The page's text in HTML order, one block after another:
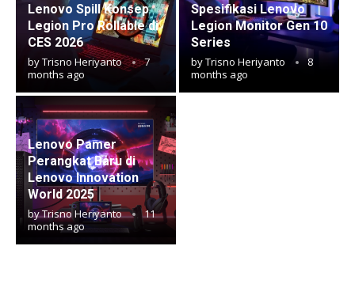
Lenovo Spill Konsep
Legion Pro Rollable di
CES 2026
byTrisno Heriyanto
7
months ago
Spesifikasi Lenovo
Legion Monitor Gen 10
Series
byTrisno Heriyanto
8
months ago
Lenovo Pamer
Perangkat Baru di
Lenovo Innovation
World 2025
byTrisno Heriyanto
11
months ago